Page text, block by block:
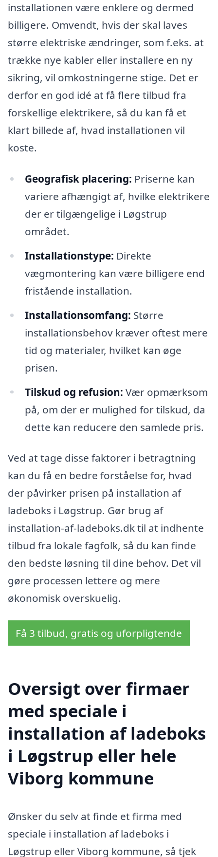
installationen være enklere og dermed
billigere. Omvendt, hvis der skal laves
større elektriske ændringer, som f.eks. at
trække nye kabler eller installere en ny
sikring, vil omkostningerne stige. Det er
derfor en god idé at få flere tilbud fra
forskellige elektrikere, så du kan få et
klart billede af, hvad installationen vil
koste.
Geografisk placering: Priserne kan
variere afhængigt af, hvilke elektrikere
der er tilgængelige i Løgstrup
området.
Installationstype: Direkte
vægmontering kan være billigere end
fristående installation.
Installationsomfang: Større
installationsbehov kræver oftest mere
tid og materialer, hvilket kan øge
prisen.
Tilskud og refusion: Vær opmærksom
på, om der er mulighed for tilskud, da
dette kan reducere den samlede pris.
Ved at tage disse faktorer i betragtning
kan du få en bedre forståelse for, hvad
der påvirker prisen på installation af
ladeboks i Løgstrup. Gør brug af
installation-af-ladeboks.dk til at indhente
tilbud fra lokale fagfolk, så du kan finde
den bedste løsning til dine behov. Det vil
gøre processen lettere og mere
økonomisk overskuelig.
Få 3 tilbud, gratis og uforpligtende
Oversigt over firmaer
med speciale i
installation af ladeboks
i Løgstrup eller hele
Viborg kommune
Ønsker du selv at finde et firma med
speciale i installation af ladeboks i
Løgstrup eller Viborg kommune, så tjek